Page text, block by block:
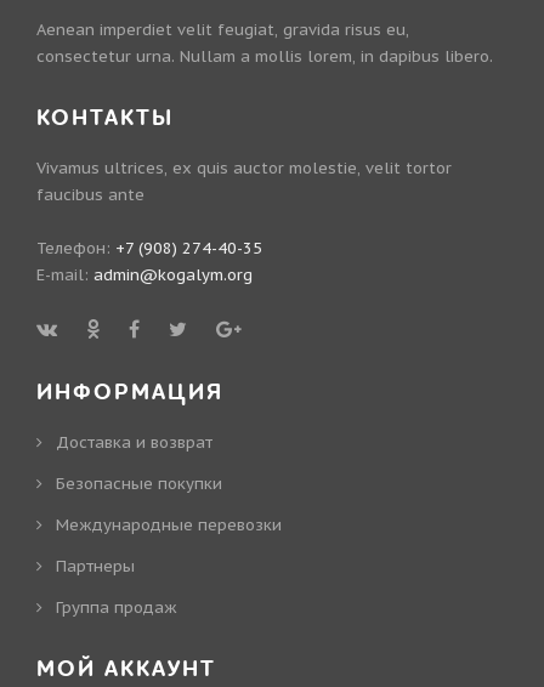
Aenean imperdiet velit feugiat, gravida risus eu,
consectetur urna. Nullam a mollis lorem, in dapibus libero.
КОНТАКТЫ
Vivamus ultrices, ex quis auctor molestie, velit tortor
faucibus ante
Телефон: +7 (908) 274-40-35
E-mail: admin@kogalym.org
ИНФОРМАЦИЯ
Доставка и возврат
Безопасные покупки
Международные перевозки
Партнеры
Группа продаж
МОЙ АККАУНТ